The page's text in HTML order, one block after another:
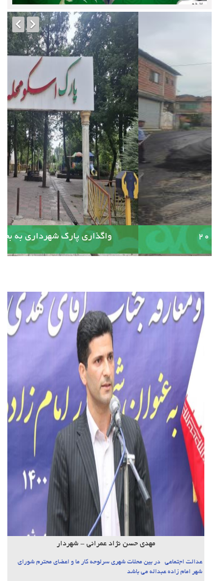
آسفالت کوچه وصال ۲۰
مهدی حسن نژاد عمرانی - شهردار
عدالت اجتماعی در بین محلات شهری سرلوحه کار ما و اعضای محترم شورای
شهر امام زاده عبداله می باشد